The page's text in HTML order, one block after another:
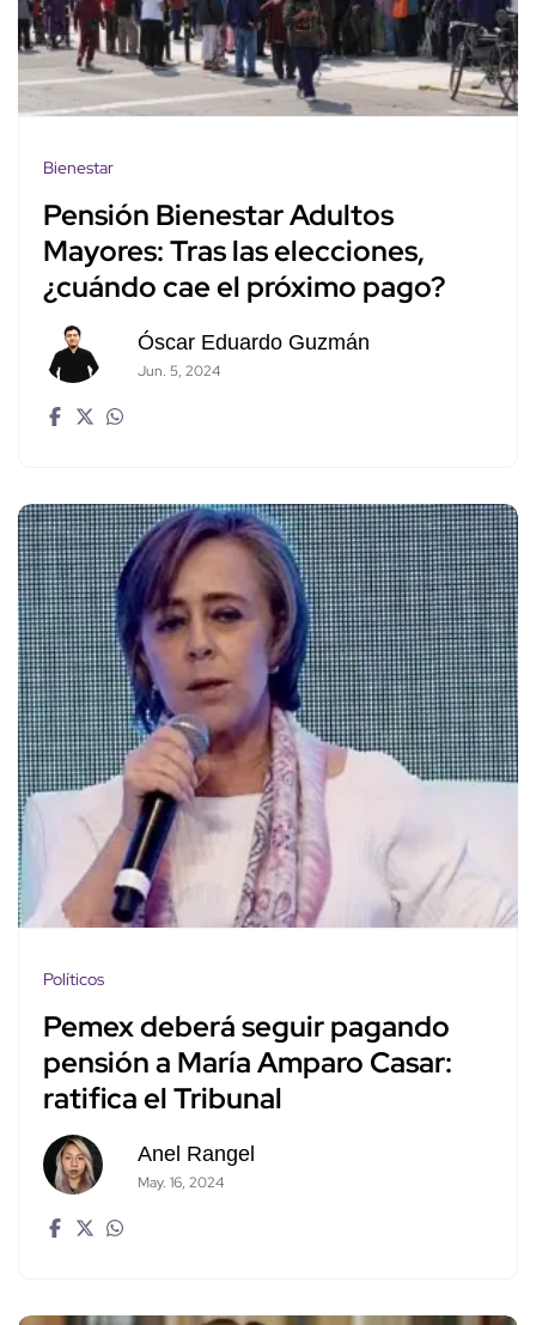
Bienestar
Pensión Bienestar Adultos
Mayores: Tras las elecciones,
¿cuándo cae el próximo pago?
Óscar Eduardo Guzmán
Jun. 5, 2024
Políticos
Pemex deberá seguir pagando
pensión a María Amparo Casar:
ratifica el Tribunal
Anel Rangel
May. 16, 2024